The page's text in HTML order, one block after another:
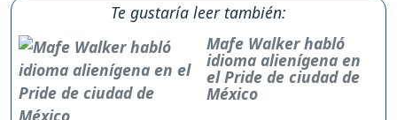
Te gustaría leer también:
Mafe Walker habló
idioma alienígena en
el Pride de ciudad de
México